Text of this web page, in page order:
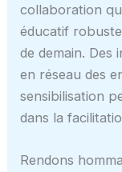
collaboration
éducatif
de demain. Des
en réseau des
sensibilisation
dans la
Rendons